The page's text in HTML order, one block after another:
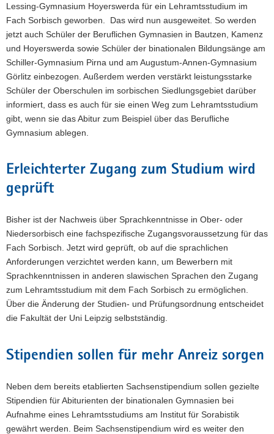
Lessing-Gymnasium Hoyerswerda für ein Lehramtsstudium im
Fach Sorbisch geworben. Das wird nun ausgeweitet. So werden
jetzt auch Schüler der Beruflichen Gymnasien in Bautzen, Kamenz
und Hoyerswerda sowie Schüler der binationalen Bildungsänge am
Schiller-Gymnasium Pirna und am Augustum-Annen-Gymnasium
Görlitz einbezogen. Außerdem werden verstärkt leistungsstarke
Schüler der Oberschulen im sorbischen Siedlungsgebiet darüber
informiert, dass es auch für sie einen Weg zum Lehramtsstudium
gibt, wenn sie das Abitur zum Beispiel über das Berufliche
Gymnasium ablegen.
Erleichterter Zugang zum Studium wird
geprüft
Bisher ist der Nachweis über Sprachkenntnisse in Ober- oder
Niedersorbisch eine fachspezifische Zugangsvoraussetzung für das
Fach Sorbisch. Jetzt wird geprüft, ob auf die sprachlichen
Anforderungen verzichtet werden kann, um Bewerbern mit
Sprachkenntnissen in anderen slawischen Sprachen den Zugang
zum Lehramtsstudium mit dem Fach Sorbisch zu ermöglichen.
Über die Änderung der Studien- und Prüfungsordnung entscheidet
die Fakultät der Uni Leipzig selbstständig.
Stipendien sollen für mehr Anreiz sorgen
Neben dem bereits etablierten Sachsenstipendium sollen gezielte
Stipendien für Abiturienten der binationalen Gymnasien bei
Aufnahme eines Lehramtsstudiums am Institut für Sorabistik
gewährt werden. Beim Sachsenstipendium wird es weiter den